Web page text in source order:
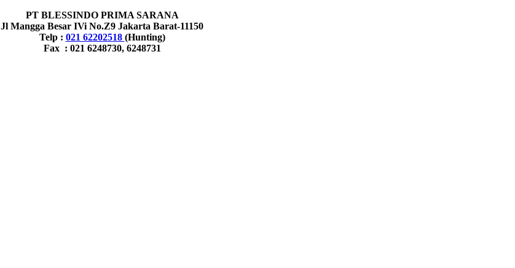
PT BLESSINDO PRIMA SARANA
Jl Mangga Besar IVi No.Z9 Jakarta Barat-11150
Telp : 021 62202518 (Hunting)
Fax : 021 6248730, 6248731